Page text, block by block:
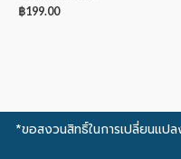
฿199.00
*ขอสงวนสิทธิ์ในการเปลี่ยนแป